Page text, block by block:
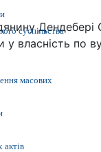
суспільства
масових
актів
у власність по